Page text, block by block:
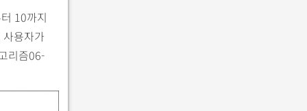
10까지
용자가
리즘06-